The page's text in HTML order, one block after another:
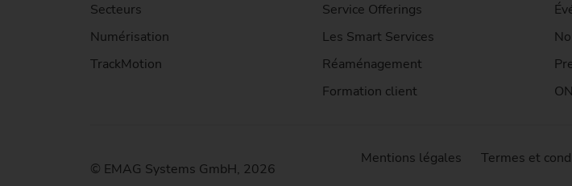
Secteurs
Numérisation
TrackMotion
Service Offerings
Les Smart Services
Réaménagement
Formation client
© EMAG Systems GmbH, 2026
Mentions légales Termes et